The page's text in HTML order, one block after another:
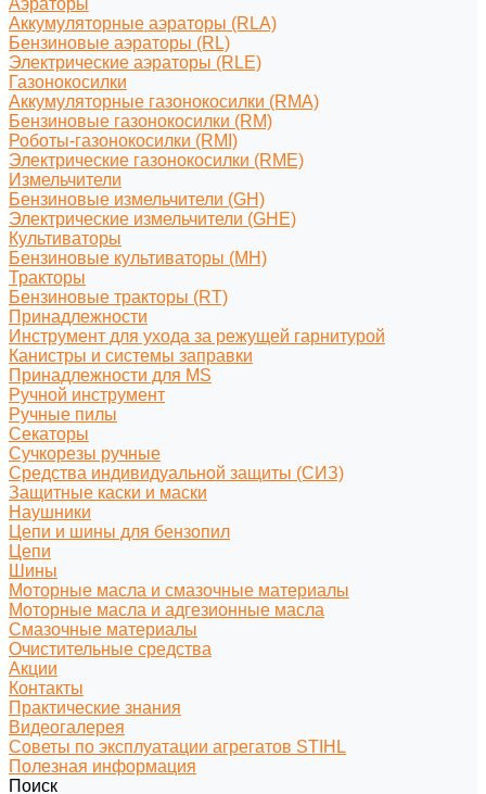
Аэраторы
Аккумуляторные аэраторы (RLA)
Бензиновые аэраторы (RL)
Электрические аэраторы (RLE)
Газонокосилки
Аккумуляторные газонокосилки (RMA)
Бензиновые газонокосилки (RM)
Роботы-газонокосилки (RMI)
Электрические газонокосилки (RME)
Измельчители
Бензиновые измельчители (GH)
Электрические измельчители (GHE)
Культиваторы
Бензиновые культиваторы (MH)
Тракторы
Бензиновые тракторы (RT)
Принадлежности
Инструмент для ухода за режущей гарнитурой
Канистры и системы заправки
Принадлежности для MS
Ручной инструмент
Ручные пилы
Секаторы
Сучкорезы ручные
Средства индивидуальной защиты (СИЗ)
Защитные каски и маски
Наушники
Цепи и шины для бензопил
Цепи
Шины
Моторные масла и смазочные материалы
Моторные масла и адгезионные масла
Смазочные материалы
Очистительные средства
Акции
Контакты
Практические знания
Видеогалерея
Советы по эксплуатации агрегатов STIHL
Полезная информация
Поиск